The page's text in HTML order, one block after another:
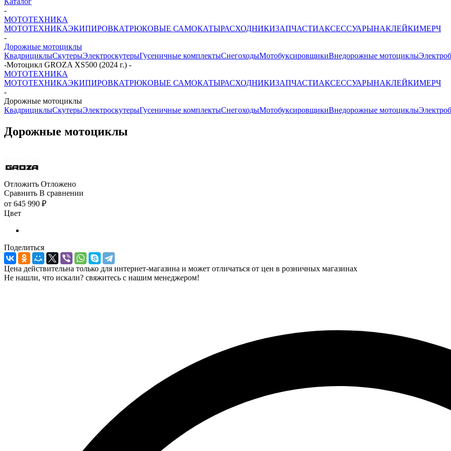
-
МОТОТЕХНИКА
МОТОТЕХНИКАЭКИПИРОВКАТРЮКОВЫЕ САМОКАТЫРАСХОДНИКИЗАПЧАСТИАКСЕССУАРЫНАКЛЕЙКИМЕРЧ
-
Дорожные мотоциклы
КвадрициклыСкутерыЭлектроскутерыГусеничные комплектыСнегоходыМотобуксировщикиВнедорожные мотоциклы
-Мотоцикл GROZA XS500 (2024 г.) -
МОТОТЕХНИКА
МОТОТЕХНИКАЭКИПИРОВКАТРЮКОВЫЕ САМОКАТЫРАСХОДНИКИЗАПЧАСТИАКСЕССУАРЫНАКЛЕЙКИМЕРЧ
-
Дорожные мотоциклы
КвадрициклыСкутерыЭлектроскутерыГусеничные комплектыСнегоходыМотобуксировщикиВнедорожные мотоциклы
Дорожные мотоциклы
Отложить Отложено
Сравнить В сравнении
от 645 990 ₽
Цвет
Поделиться
Цена действительна только для интернет-магазина и может отличаться от цен в розничных магазинах
Не нашли, что искали? свяжитесь с нашим менеджером!